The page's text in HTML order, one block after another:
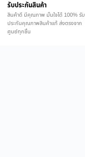
รับประกันสินค้า
สินค้าดี มีคุณภาพ มั่นใจได้ 100% รับ
ประกันคุณภาพสินค้าแท้ ส่งตรงจาก
ศูนย์ทุกชิ้น